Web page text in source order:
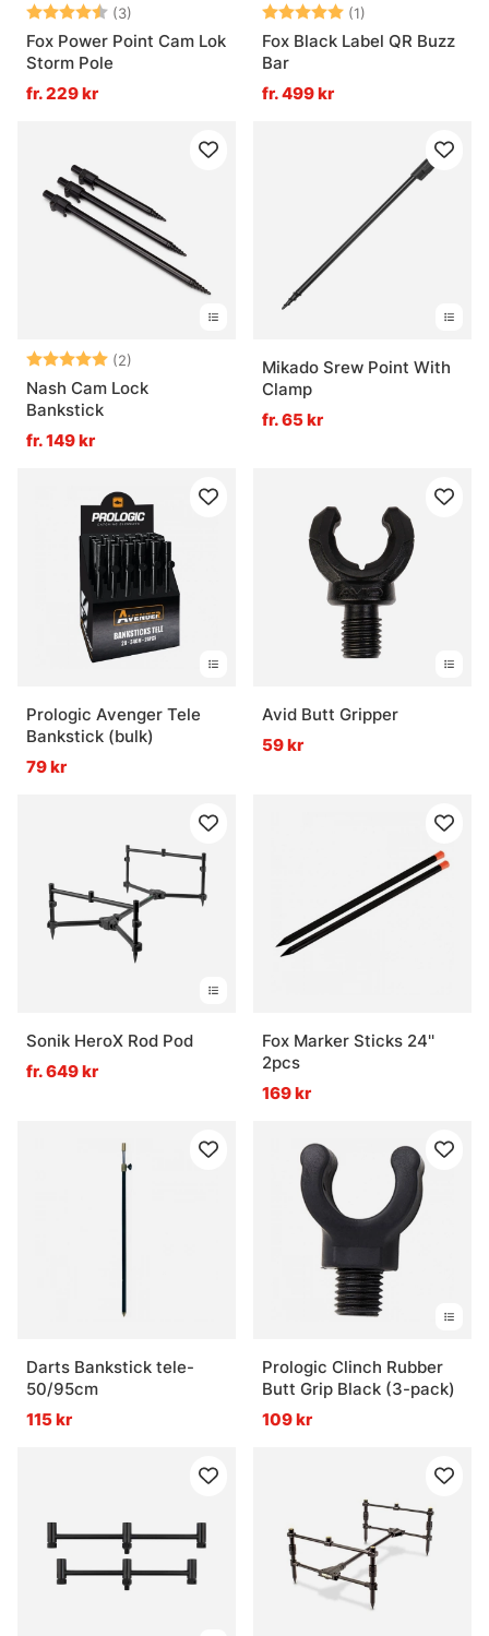
Betyg: (3)
4.3 utav 5 stjärnor
Fox Power Point Cam Lok
Storm Pole
fr. 229 kr
Betyg: (1)
Fox Black Label QR Buzz
Bar
fr. 499 kr
Betyg: (2)
5.0 utav 5 stjärnor
Nash Cam Lock
Bankstick
fr. 149 kr
Mikado Srew Point With
Clamp
fr. 65 kr
Prologic Avenger Tele
Bankstick (bulk)
79 kr
Avid Butt Gripper
59 kr
Sonik HeroX Rod Pod
fr. 649 kr
Fox Marker Sticks 24''
2pcs
169 kr
Darts Bankstick tele-
50/95cm
115 kr
Prologic Clinch Rubber
Butt Grip Black (3-pack)
109 kr